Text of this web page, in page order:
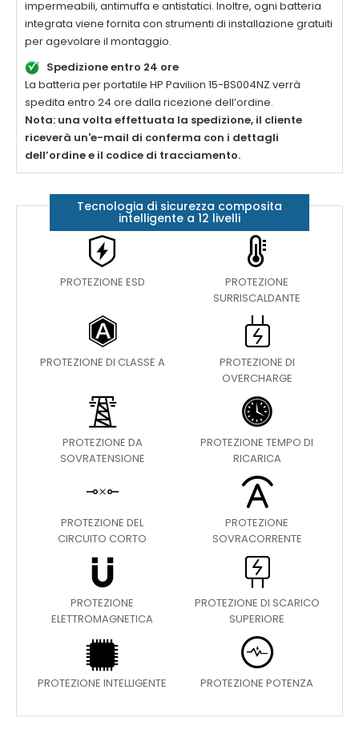
impermeabili, antimuffa e antistatici. Inoltre, ogni batteria
integrata viene fornita con strumenti di installazione gratuiti
per agevolare il montaggio.
Spedizione entro 24 ore
La batteria per portatile HP Pavilion 15-BS004NZ verrà
spedita entro 24 ore dalla ricezione dell’ordine.
Nota: una volta effettuata la spedizione, il cliente
riceverà un'e-mail di conferma con i dettagli
dell’ordine e il codice di tracciamento.
Tecnologia di sicurezza composita
intelligente a 12 livelli
PROTEZIONE ESD
PROTEZIONE
SURRISCALDANTE
PROTEZIONE DI CLASSE A
PROTEZIONE DI
OVERCHARGE
PROTEZIONE DA
SOVRATENSIONE
PROTEZIONE TEMPO DI
RICARICA
PROTEZIONE DEL
CIRCUITO CORTO
PROTEZIONE
SOVRACORRENTE
PROTEZIONE
ELETTROMAGNETICA
PROTEZIONE DI SCARICO
SUPERIORE
PROTEZIONE INTELLIGENTE PROTEZIONE POTENZA